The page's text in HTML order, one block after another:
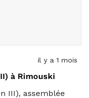
il y a 1 mois
à Rimouski
III), assemblée